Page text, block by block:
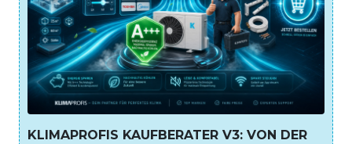
KLIMAPROFIS KAUFBERATER V3: VON DER